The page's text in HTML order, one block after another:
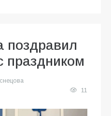
поздравил
праздником
11